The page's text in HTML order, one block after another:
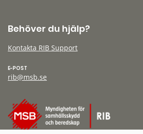
Behöver du hjälp?
Kontakta RIB Support
E-POST
rib@msb.se